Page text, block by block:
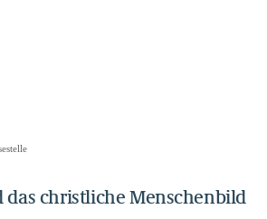
das christliche Menschenbild